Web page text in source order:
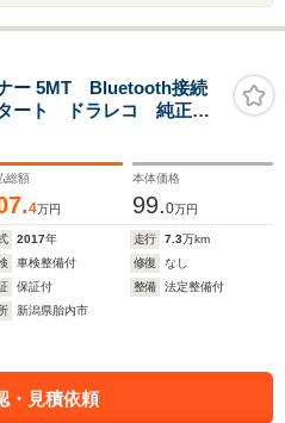
ー 5MT Bluetooth接続
ート ドラレコ 純正ア
総額
4万円
本体価格
99.0万円
2017年 走行 7.3万km
車検整備付 修復
なし
保証付 整備
法定整備付
新潟県胎内市
・見積依頼